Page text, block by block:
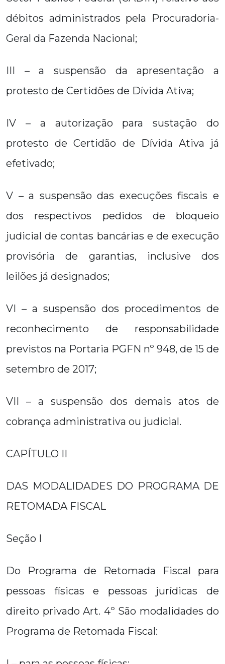
débitos administrados pela Procuradoria-
Geral da Fazenda Nacional;
III – a suspensão da apresentação a
protesto de Certidões de Dívida Ativa;
IV – a autorização para sustação do
protesto de Certidão de Dívida Ativa já
efetivado;
V – a suspensão das execuções fiscais e
dos respectivos pedidos de bloqueio
judicial de contas bancárias e de execução
provisória de garantias, inclusive dos
leilões já designados;
VI – a suspensão dos procedimentos de
reconhecimento de responsabilidade
previstos na Portaria PGFN nº 948, de 15 de
setembro de 2017;
VII – a suspensão dos demais atos de
cobrança administrativa ou judicial.
CAPÍTULO II
DAS MODALIDADES DO PROGRAMA DE
RETOMADA FISCAL
Seção I
Do Programa de Retomada Fiscal para
pessoas físicas e pessoas jurídicas de
direito privado Art. 4º São modalidades do
Programa de Retomada Fiscal: